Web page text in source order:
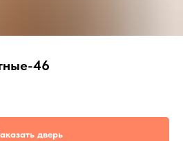
46
дверь